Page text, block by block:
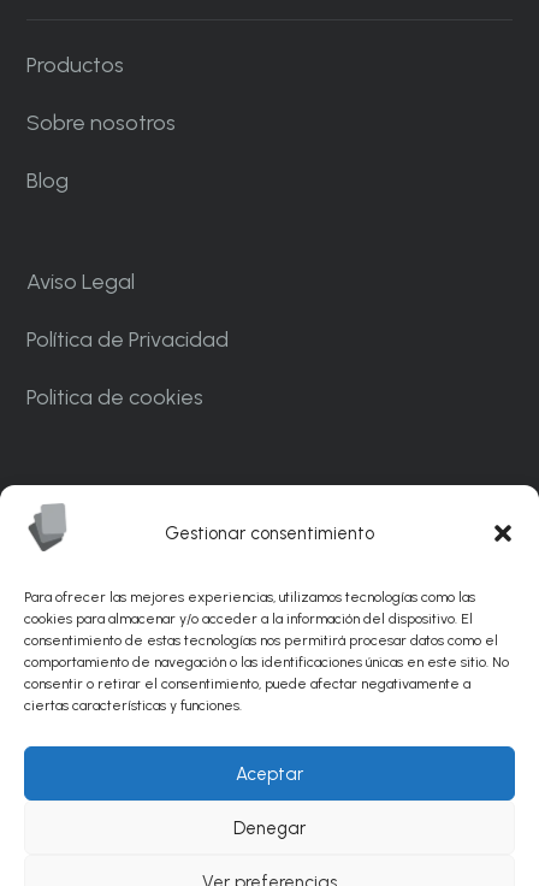
Gestionar consentimiento
Para ofrecer las mejores experiencias, utilizamos tecnologías como las
cookies para almacenar y/o acceder a la información del dispositivo. El
consentimiento de estas tecnologías nos permitirá procesar datos como el
comportamiento de navegación o las identificaciones únicas en este sitio. No
consentir o retirar el consentimiento, puede afectar negativamente a
ciertas características y funciones.
Aceptar
Denegar
Productos
Sobre nosotros
Blog
Aviso Legal
Política de Privacidad
Politica de cookies
Industrial CAN MASCARO La Palma de
info@sunflexabrasivos.com
936 881 538
© Sunflex Abrasivos 2026 |
PinkStone.Posicionamiento SEO de páginas web
por Agencia PinkStone.